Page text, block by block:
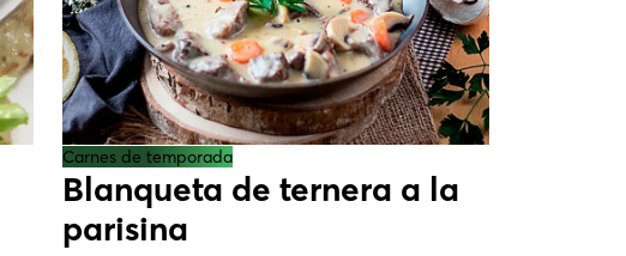
Carnes de temporada
Blanqueta de ternera a la
parisina